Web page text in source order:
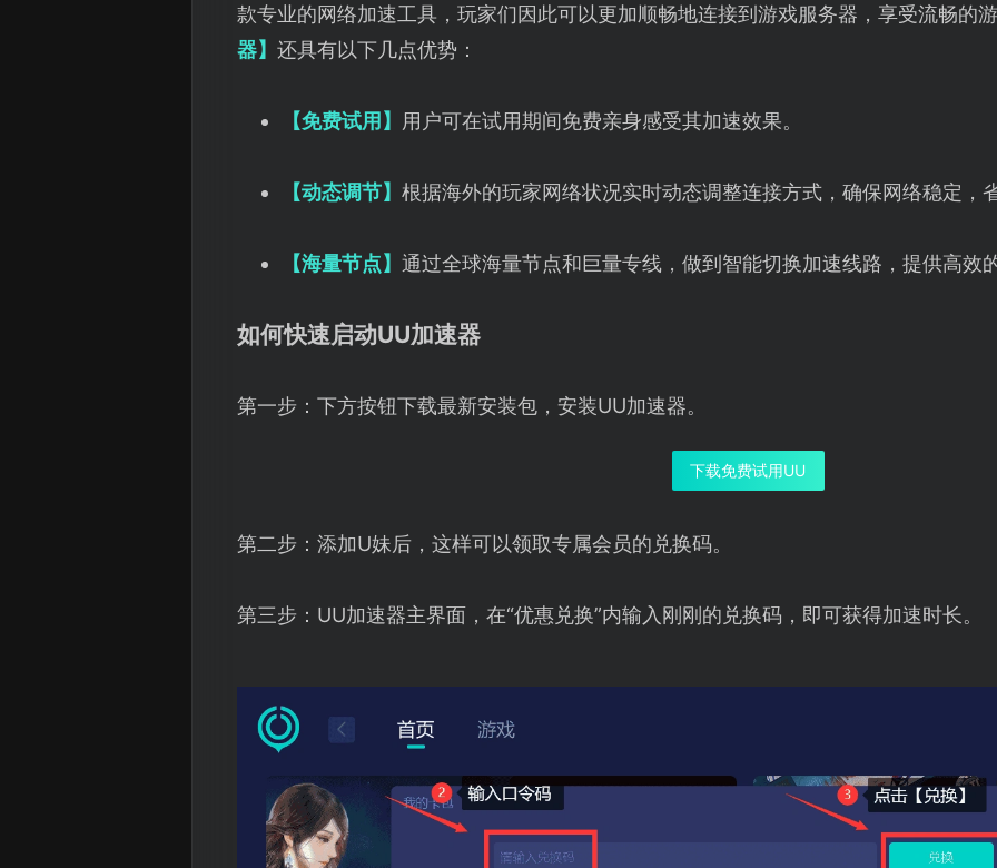
款专业的网络加速工具，玩家们因此可以更加顺畅地连接到游戏服务器，享受流畅的
器】 还具有以下几点优势：
【免费试用】 用户可在试用期间免费亲身感受其加速效果。
【动态调节】 根据海外的玩家网络状况实时动态调整连接方式，确保网络稳定，
【海量节点】 通过全球海量节点和巨量专线，做到智能切换加速线路，提供高效
如何快速启动UU加速器
第一步：下方按钮下载最新安装包，安装UU加速器。
下载免费试用UU
第二步：添加U妹后，这样可以领取专属会员的兑换码。
第三步：UU加速器主界面，在“优惠兑换”内输入刚刚的兑换码，即可获得加速时长。